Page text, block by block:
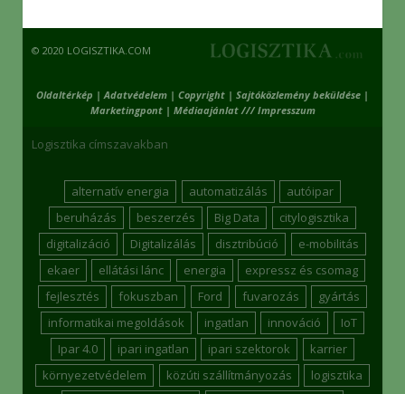
© 2020 LOGISZTIKA.COM
Oldaltérkép | Adatvédelem | Copyright | Sajtóközlemény beküldése |
Marketingpont| Médiaajánlat /// Impresszum
Logisztika címszavakban
alternatív energia automatizálás
autóipar
beruházás
beszerzés Big Data
citylogisztika
digitalizáció
Digitalizálás disztribúció
e-mobilitás
ekaer
ellátási lánc energia
expressz és csomag
fejlesztés
fokuszban Ford fuvarozás
gyártás
informatikai megoldások
ingatlan innováció
IoT
Ipar 4.0
ipari ingatlan ipari szektorok
karrier
környezetvédelem
közúti szállítmányozás
logisztika